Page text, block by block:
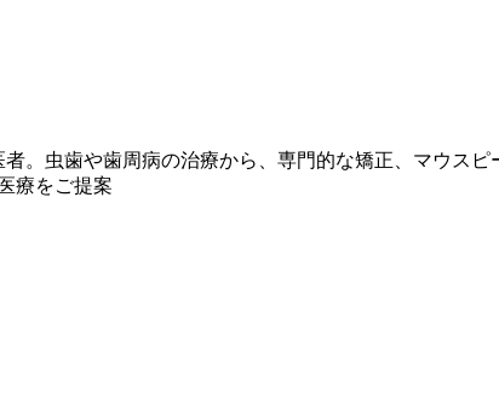
。虫歯や歯周病の治療から、専門的な矯正、マウス
療をご提案